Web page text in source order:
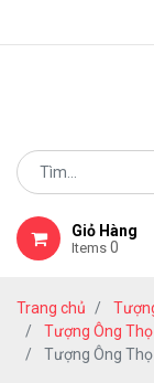
Giỏ Hàng
Items 0
Trang chủ
Tượng Ông Thọ
Tượng Ông